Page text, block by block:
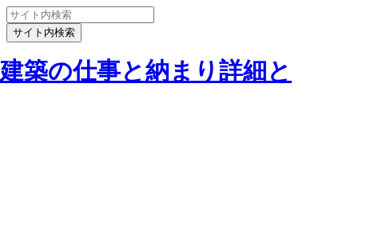
建築の仕事と納まり詳細と